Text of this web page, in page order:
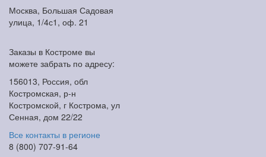
Москва, Большая Садовая
улица, 1/4с1, оф. 21
Заказы в Костроме вы
можете забрать по адресу:
156013, Россия, обл
Костромская, р-н
Костромской, г Кострома, ул
Сенная, дом 22/22
Все контакты в регионе
8 (800) 707-91-64